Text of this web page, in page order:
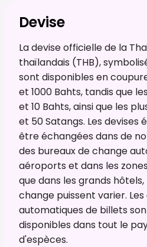
Devise
La devise officielle de la
thaïlandais (THB),
sont disponibles en
et 1000 Bahts, tandis que
et 10 Bahts, ainsi que les
et 50 Satangs. Les
être échangées dans de
des bureaux de change
aéroports et dans les
que dans les grands
change puissent varier.
automatiques de billets
disponibles dans tout le
d'espèces.